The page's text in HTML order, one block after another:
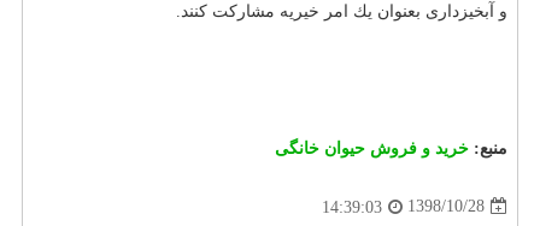
و آبخیزداری بعنوان یك امر خیریه مشاركت كنند.
منبع: خرید و فروش حیوان خانگی
1398/10/28
14:39:03